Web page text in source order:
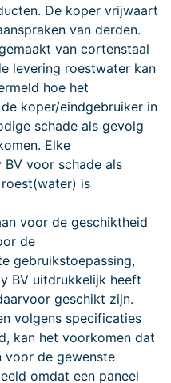
De koper vrijwaart
van derden.
van cortenstaal
levering roestwater kan
hoe het
koper/eindgebruiker in
schade als gevolg
Elke
voor schade als
is
voor de geschiktheid
de
gebruikstoepassing,
BV uitdrukkelijk heeft
geschikt zijn.
volgens specificaties
kan het voorkomen dat
voor de gewenste
omdat een paneel